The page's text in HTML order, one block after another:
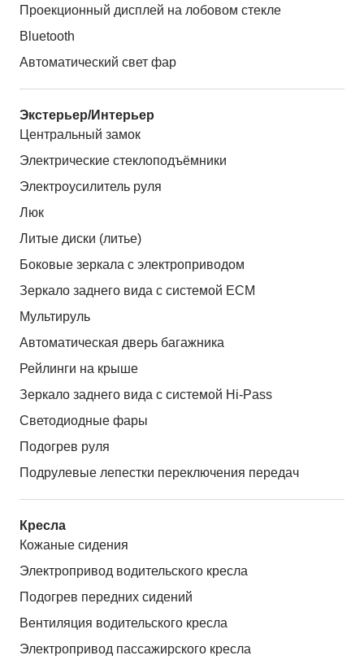
Проекционный дисплей на лобовом стекле
Bluetooth
Автоматический свет фар
Экстерьер/Интерьер
Центральный замок
Электрические стеклоподъёмники
Электроусилитель руля
Люк
Литые диски (литье)
Боковые зеркала с электроприводом
Зеркало заднего вида с системой ЕСМ
Мультируль
Автоматическая дверь багажника
Рейлинги на крыше
Зеркало заднего вида с системой Hi-Pass
Светодиодные фары
Подогрев руля
Подрулевые лепестки переключения передач
Кресла
Кожаные сидения
Электропривод водительского кресла
Подогрев передних сидений
Вентиляция водительского кресла
Электропривод пассажирского кресла